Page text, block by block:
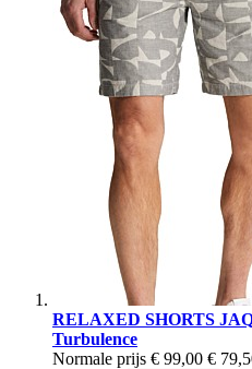
RELAXED SHORTS
Turbulence
Normale prijs € 99,00 €